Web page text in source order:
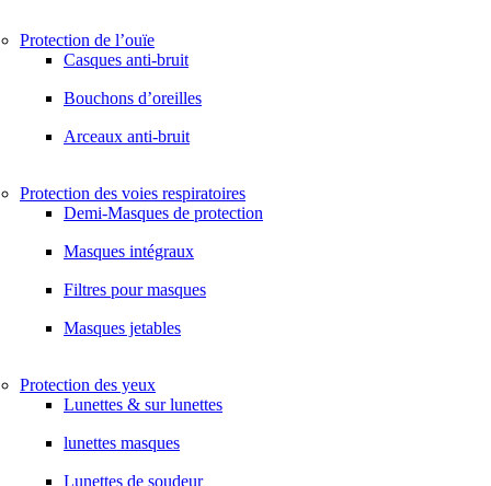
Protection de l’ouïe
Casques anti-bruit
Bouchons d’oreilles
Arceaux anti-bruit
Protection des voies respiratoires
Demi-Masques de protection
Masques intégraux
Filtres pour masques
Masques jetables
Protection des yeux
Lunettes & sur lunettes
lunettes masques
Lunettes de soudeur